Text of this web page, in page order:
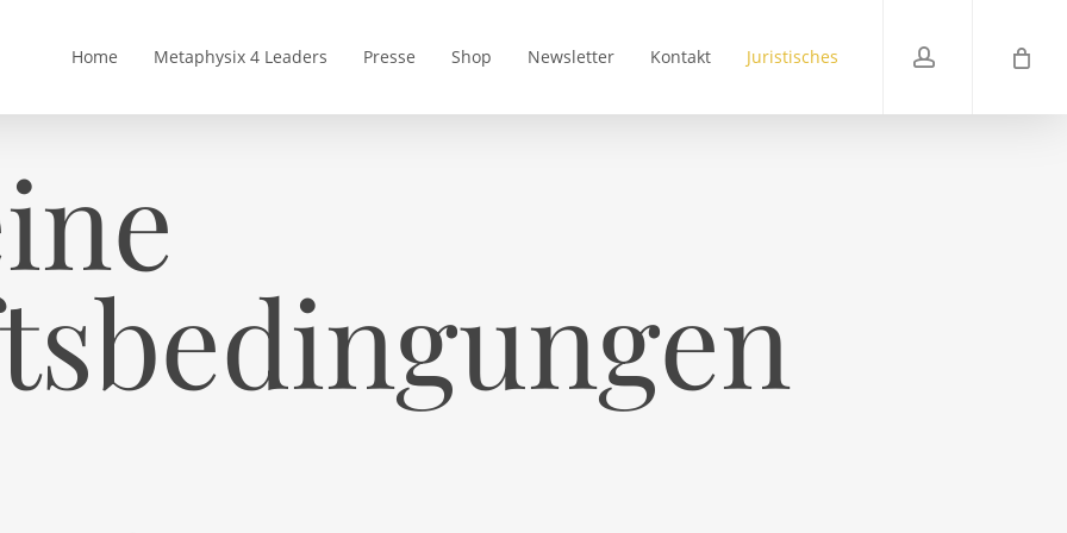
Home Metaphysix 4 Leaders Presse Shop Newsletter Kontakt Juristisches